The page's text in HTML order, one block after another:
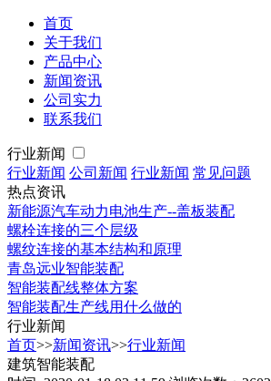
首页
关于我们
产品中心
新闻资讯
公司实力
联系我们
行业新闻
行业新闻 公司新闻 行业新闻 常见问题
热点资讯
新能源汽车动力电池生产--盖板装配
螺栓连接的三个层级
螺纹连接的基本结构和原理
青岛远业智能装配
智能装配线整体方案
智能装配生产线用什么做的
行业新闻
首页>>新闻资讯>>行业新闻
建筑智能装配